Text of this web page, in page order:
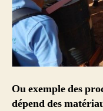
Ou exempledes
dépend des